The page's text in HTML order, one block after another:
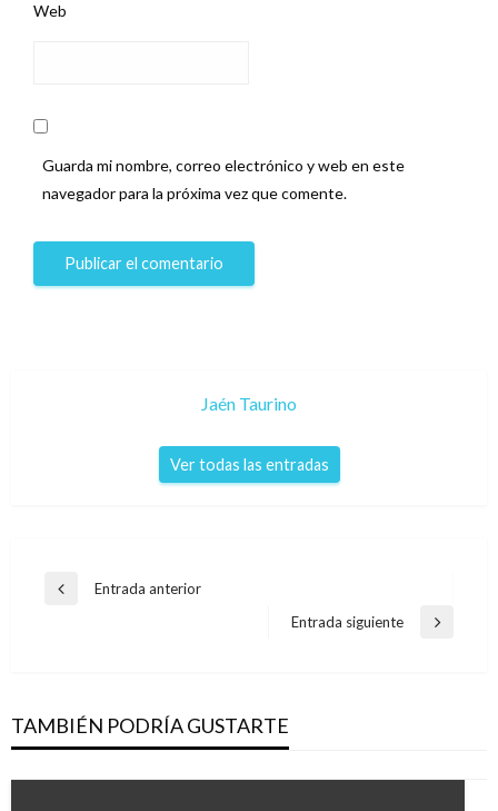
Web
Guarda mi nombre, correo electrónico y web en este
navegador para la próxima vez que comente.
Jaén Taurino
Ver todas las entradas
Navegación
Entrada
Entrada anterior
Entrada
Entrada siguiente
TAMBIÉN PODRÍA GUSTARTE